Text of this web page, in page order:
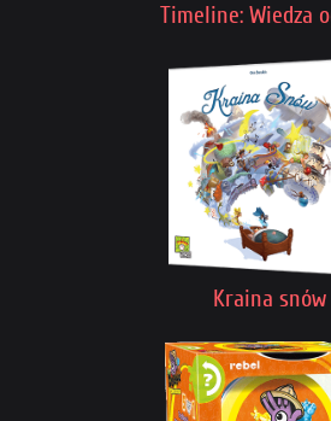
Timeline: Wiedza
Kraina snów